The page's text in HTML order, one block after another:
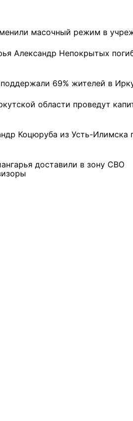
масочный режим в
Александр Непокрытых
69% жителей в
области проведут
Коцюруба из Усть-Илимска
доставили в зону СВО